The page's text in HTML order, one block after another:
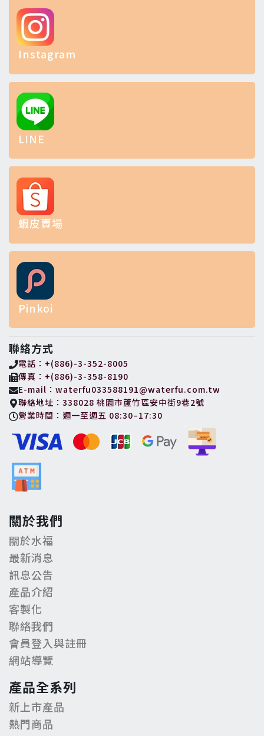
Instagram
LINE
蝦皮賣場
Pinkoi
聯絡方式
電話：+(886)-3-352-8005
傳真：+(886)-3-358-8190
E-mail：waterfu033588191@waterfu.com.tw
聯絡地址：338028 桃園市蘆竹區安中街9巷2號
營業時間：週一至週五 08:30–17:30
關於我們
關於水福
最新消息
訊息公告
產品介紹
客製化
聯絡我們
會員登入與註冊
網站導覽
產品全系列
新上市產品
熱門商品